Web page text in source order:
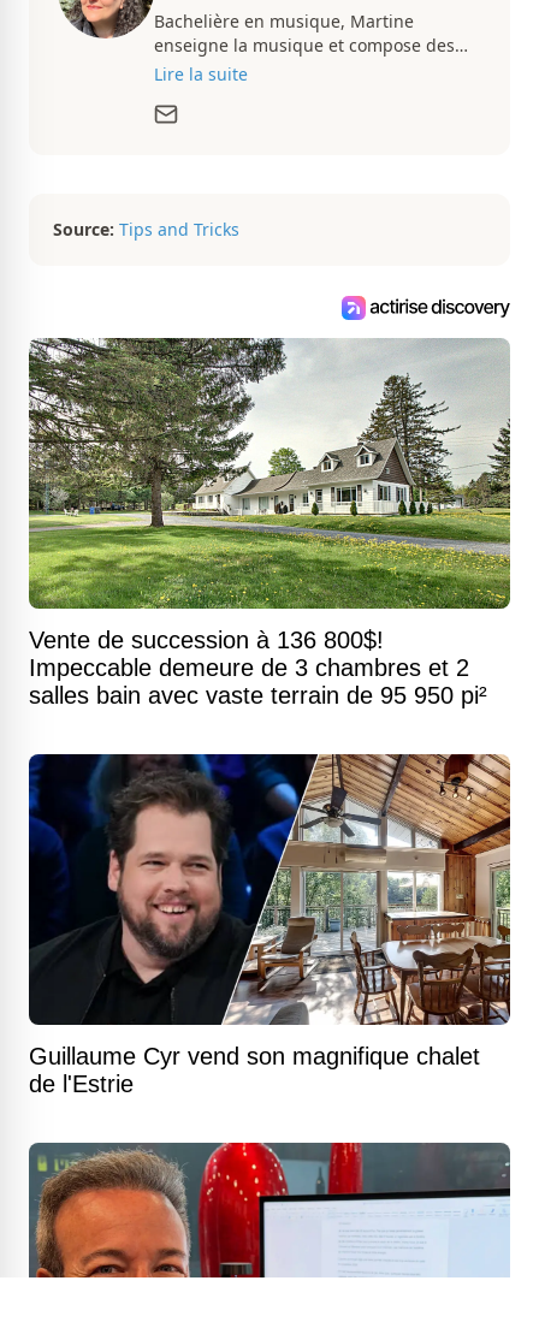
Bachelière en musique, Martine
enseigne la musique et compose des
pièces musicales pendant ses temps
d’aménagement intérieur, elle suit de
Lire la suite
Source: Tips and Tricks
Vente de succession à 136 800$!
Impeccable demeure de 3 chambres et 2
salles bain avec vaste terrain de 95 950 pi²
Guillaume Cyr vend son magnifique chalet
de l'Estrie